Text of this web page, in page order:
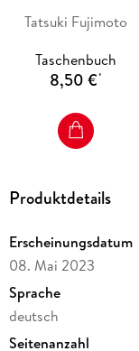
Tatsuki Fujimoto
Taschenbuch
8,50 €*
Produktdetails
Erscheinungsdatum
08. Mai 2023
Sprache
deutsch
Seitenanzahl